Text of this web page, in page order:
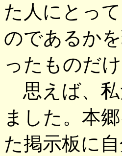
た人にとっ
のであるか
ったものだ
思えば、私
ました。本
た掲示板に